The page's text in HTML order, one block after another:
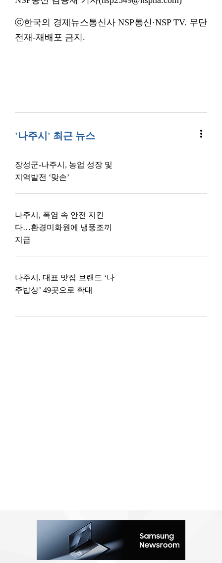
ⓒ한국의 경제뉴스통신사 NSP통신·NSP TV. 무단
전재-재배포 금지.
'나주시' 최근 뉴스 more_vert
장성군-나주시, 농업 성장 및
지역발전 ‘맞손’
나주시, 폭염 속 안전 지킨
다…환경미화원에 냉풍조끼
지급
나주시, 대표 맛집 브랜드 ‘나
주밥상’ 49곳으로 확대